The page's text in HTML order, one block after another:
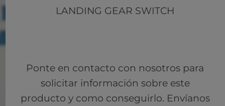
LANDING GEAR SWITCH
Ponte en contacto con nosotros para
solicitar información sobre este
producto y como conseguirlo. Envíanos